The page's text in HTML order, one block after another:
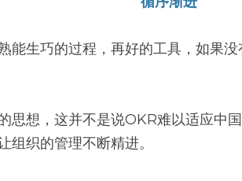
能生巧的过程，再好的工具，如果
思想，这并不是说OKR难以适应中
组织的管理不断精进。